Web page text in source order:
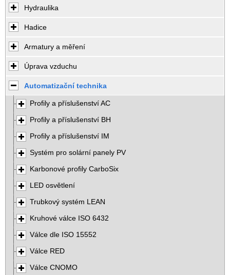
Hydraulika
Hadice
Armatury a měření
Úprava vzduchu
Automatizační technika
Profily a příslušenství AC
Profily a příslušenství BH
Profily a příslušenství IM
Systém pro solární panely PV
Karbonové profily CarboSix
LED osvětlení
Trubkový systém LEAN
Kruhové válce ISO 6432
Válce dle ISO 15552
Válce RED
Válce CNOMO